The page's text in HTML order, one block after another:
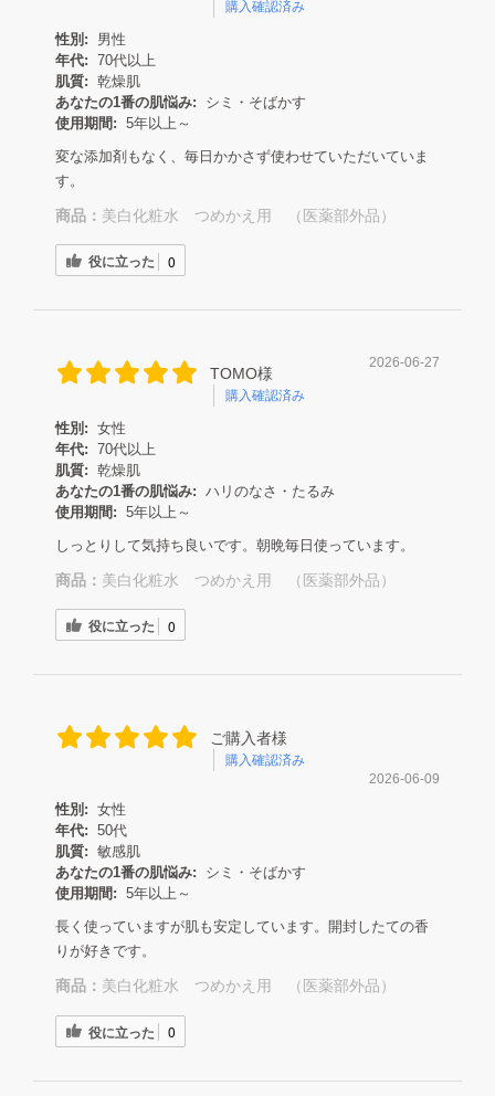
購入確認済み
性別:
男性
年代: 70代以上
肌質: 乾燥肌
あなたの1番の肌悩み:
シミ・そばかす
使用期間: 5年以上～
変な添加剤もなく、毎日かかさず使わせていただいていま
す。
商品： 美白化粧水 つめかえ用 （医薬部外品）
役に立った 0
TOMO様
購入確認済み
2026-06-27
性別: 女性
年代: 70代以上
肌質: 乾燥肌
あなたの1番の肌悩み: ハリのなさ・たるみ
使用期間: 5年以上～
しっとりして気持ち良いです。朝晩毎日使っています。
商品： 美白化粧水 つめかえ用 （医薬部外品）
役に立った 0
ご購入者様
購入確認済み
2026-06-09
性別: 女性
年代: 50代
肌質: 敏感肌
あなたの1番の肌悩み:
シミ・そばかす
使用期間: 5年以上～
長く使っていますが肌も安定しています。開封したての香
りが好きです。
商品： 美白化粧水 つめかえ用 （医薬部外品）
役に立った 0